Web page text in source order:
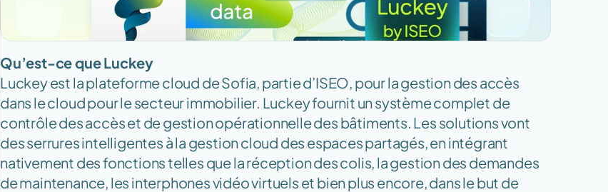
Qu’est-ce que Luckey
Luckey est la plateforme cloud de Sofia, partie d’ISEO, pour la gestion des accès
dans le cloud pour le secteur immobilier. Luckey fournit un système complet de
contrôle des accès et de gestion opérationnelle des bâtiments. Les solutions vont
des serrures intelligentes à la gestion cloud des espaces partagés, en intégrant
nativement des fonctions telles que la réception des colis, la gestion des demandes
de maintenance, les interphones vidéo virtuels et bien plus encore, dans le but de